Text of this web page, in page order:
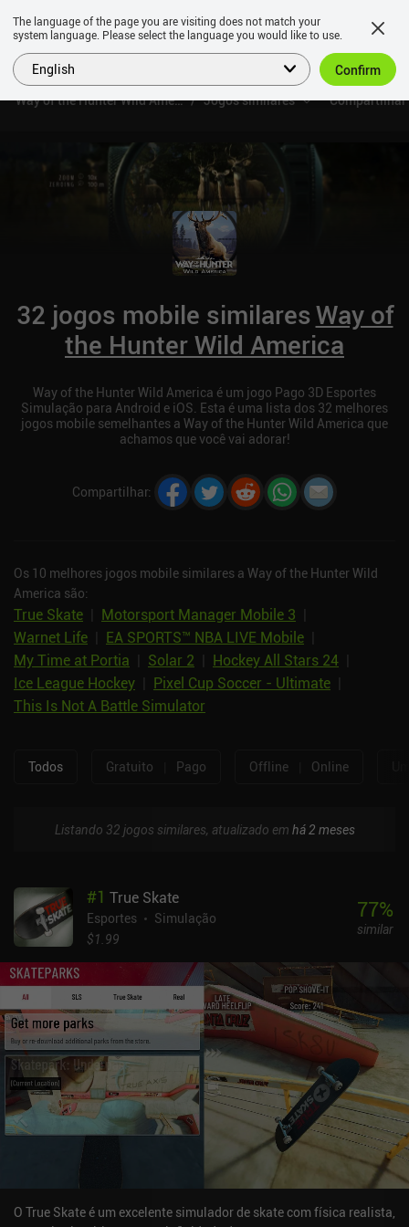
Way of the Hunter Wild America Jogos similares Compartilhar
32 jogos mobile similaresWay of
the Hunter Wild America
Way of the Hunter Wild America é um jogo Pago 3D Esportes
Simulação para Android e iOS. Esta é uma lista dos 32 melhores
jogos mobile semelhantes a Way of the Hunter Wild America que
achamos que você vai adorar!
Compartilhar:
Os 10 melhores jogos mobile similares a Way of the Hunter Wild
America são:
True Skate Motorsport Manager Mobile 3
Warnet Life
EA SPORTS™ NBA LIVE Mobile
My Time at Portia
Solar 2 Hockey All Stars 24
Ice League Hockey
Pixel Cup Soccer - Ultimate
This Is Not A Battle Simulator
Todos Gratuito Pago Offline Online
Listando 32 jogos similares, atualizado em há 2 meses
#1 True Skate
Esportes
Simulação
$1.99
77%
similar
O True Skate é um excelente simulador de skate com física realista,
The language of the page you are visiting does not match your
system language. Please select the language you would like to use.
English Confirm